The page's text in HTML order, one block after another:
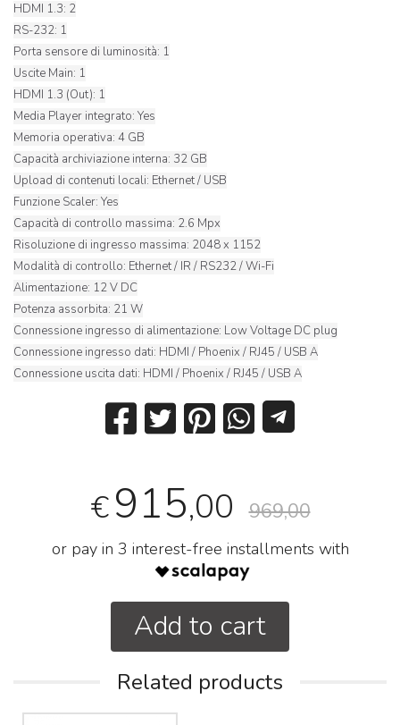
HDMI 1.3: 2
RS-232: 1
Porta sensore di luminosità: 1
Uscite Main: 1
HDMI 1.3 (Out): 1
Media Player integrato: Yes
Memoria operativa: 4 GB
Capacità archiviazione interna: 32 GB
Upload di contenuti locali: Ethernet / USB
Funzione Scaler: Yes
Capacità di controllo massima: 2.6 Mpx
Risoluzione di ingresso massima: 2048 x 1152
Modalità di controllo: Ethernet / IR / RS232 / Wi-Fi
Alimentazione: 12 V DC
Potenza assorbita: 21 W
Connessione ingresso di alimentazione: Low Voltage DC plug
Connessione ingresso dati: HDMI / Phoenix / RJ45 / USB A
Connessione uscita dati: HDMI / Phoenix / RJ45 / USB A
€915,00 969,00
or pay in 3 interest-free installments with
Add to cart
Related products